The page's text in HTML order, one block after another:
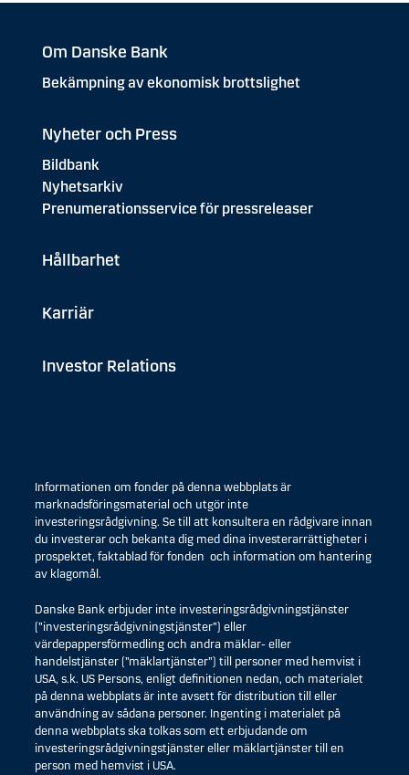
Om Danske Bank
Bekämpning av ekonomisk brottslighet
Nyheter och Press
Bildbank
Nyhetsarkiv
Prenumerationsservice för pressreleaser
Hållbarhet
Karriär
Investor Relations
Informationen om fonder på denna webbplats är
marknadsföringsmaterial och utgör inte
investeringsrådgivning. Se till att konsultera en rådgivare innan
du investerar och bekanta dig med dina investerarrättigheter i
prospektet, faktablad för fonden och information om hantering
av klagomål.
Danske Bank erbjuder inte investeringsrådgivningstjänster
(”investeringsrådgivningstjänster”) eller
värdepappersförmedling och andra mäklar- eller
handelstjänster (”mäklartjänster”) till personer med hemvist i
USA, s.k. US Persons, enligt definitionen nedan, och materialet
på denna webbplats är inte avsett för distribution till eller
användning av sådana personer. Ingenting i materialet på
denna webbplats ska tolkas som ett erbjudande om
investeringsrådgivningstjänster eller mäklartjänster till en
person med hemvist i USA.